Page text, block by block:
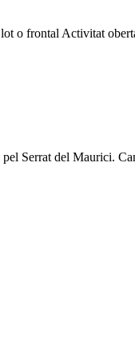
o frontal Activitat
pel Serrat del Maurici.